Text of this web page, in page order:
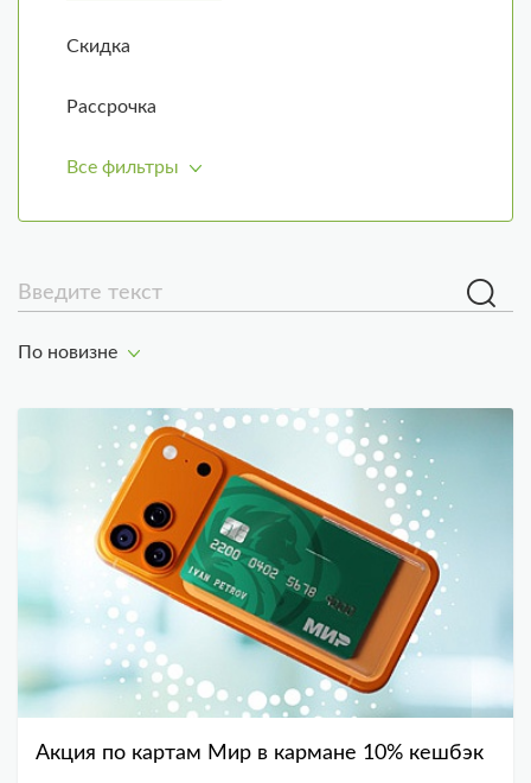
Скидка
Рассрочка
Все фильтры
Введите текст
По новизне
Акция по картам Мир в кармане 10% кешбэк